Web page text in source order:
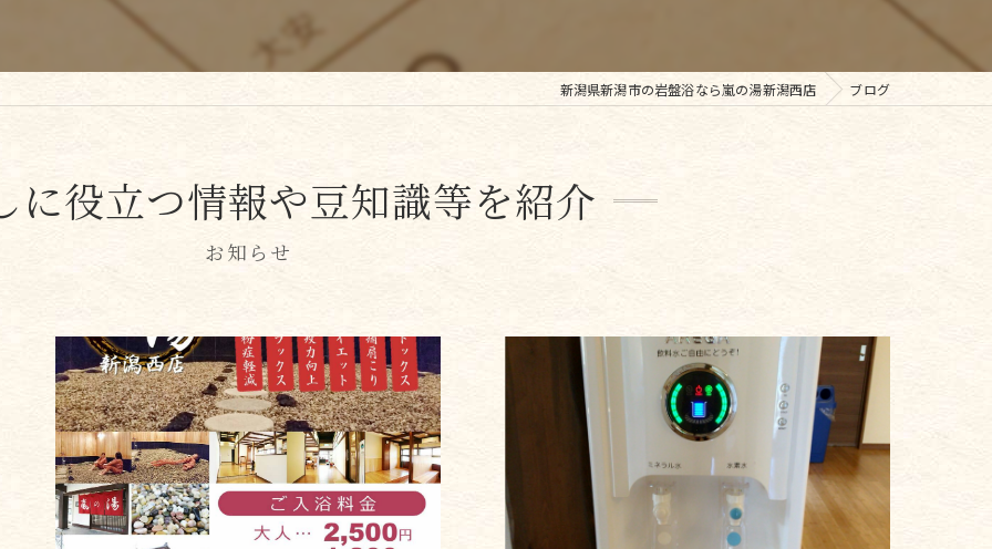
新潟県新潟市の岩盤浴なら嵐の湯新潟西店 ブログ
に役立つ情報や豆知識等を紹介
お知らせ